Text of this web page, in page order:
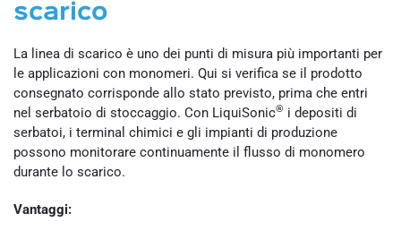
scarico
La linea di scarico è uno dei punti di misura più importanti per
le applicazioni con monomeri. Qui si verifica se il prodotto
consegnato corrisponde allo stato previsto, prima che entri
nel serbatoio di stoccaggio. Con LiquiSonic® i depositi di
serbatoi, i terminal chimici e gli impianti di produzione
possono monitorare continuamente il flusso di monomero
durante lo scarico.
Vantaggi: